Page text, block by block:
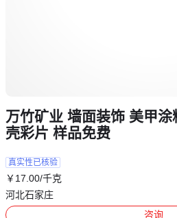
万竹矿业 墙面装饰 美甲
壳彩片 样品免费
真实性已核验
￥ 17 .00/千克
河北石家庄
咨询